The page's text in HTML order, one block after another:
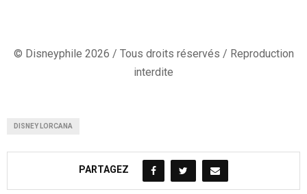
© Disneyphile 2026 / Tous droits réservés / Reproduction
interdite
DISNEY LORCANA
PARTAGEZ